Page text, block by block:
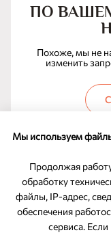
Мы используем
Продолжая
обработку
файлы, IP-адрес,
обеспечения
сервиса.
ПО
Похоже, мы не
изменить